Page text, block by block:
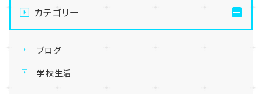
カテゴリー
ブログ
学校生活